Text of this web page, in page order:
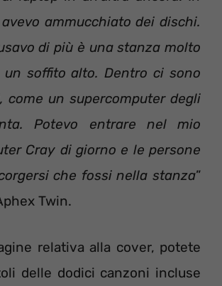
ammucchiato dei dischi.
di più è una stanza molto
un soffito alto. Dentro ci sono
come un supercomputer degli
Potevo entrare nel mio
Cray di giorno e le persone
che fossi nella stanza”
Twin.
relativa alla cover, potete
delle dodici canzoni incluse